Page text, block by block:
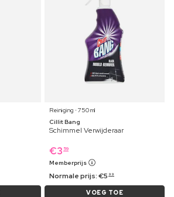
Reiniging ⋅ 750 ml
Cillit Bang
Schimmel Verwijderaar
€3 59
Memberprijs
Normale prijs:€5 99
VOEG TOE